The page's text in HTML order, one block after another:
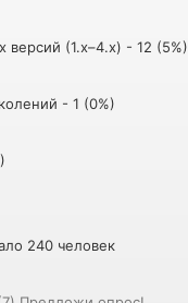
версий (1.x–4.x) - 12 (5%)
- 1 (0%)
240 человек